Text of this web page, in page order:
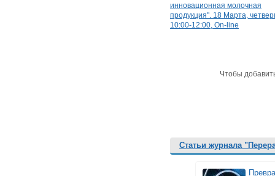
инновационная молочная
продукция". 18 Марта,
10:00-12:00, On-line
Чтобы
Статьи журнала